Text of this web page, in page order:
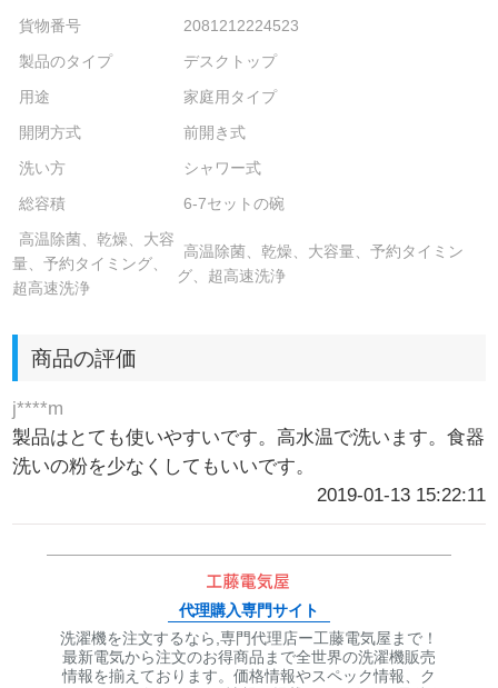
貨物番号
2081212224523
製品のタイプ
デスクトップ
用途
家庭用タイプ
開閉方式
前開き式
洗い方
シャワー式
総容積
6-7セットの碗
高温除菌、乾燥、大容
量、予約タイミング、
超高速洗浄
高温除菌、乾燥、大容量、予約タイミン
グ、超高速洗浄
商品の評価
j****m
製品はとても使いやすいです。高水温で洗います。食器
洗いの粉を少なくしてもいいです。
2019-01-13 15:22:11
代理購入専門サイト
洗濯機を注文するなら,専門代理店ー工藤電気屋まで！
最新電気から注文のお得商品まで全世界の洗濯機販売
情報を揃えております。価格情報やスペック情報、ク